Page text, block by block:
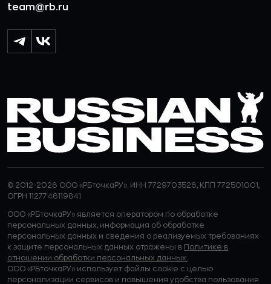
team@rb.ru
© 2012-2026 ООО «РБточкаРУ». ИНН 7729703526, КПП 772501001,
ОГРН 1127746119841
ООО «РБточкаРУ» является оператором по обработке
персональных данных, информация об обработке
персональных данных и сведения о реализуемых требованиях
к защите персональных данных отражены в Политике в
отношении обработки персональных данных.
ООО «РБточкаРУ» использует файлы cookie с целью
персонализации сервисов и повышения удобства пользования